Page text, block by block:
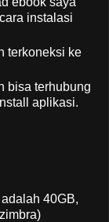
instalasi
terkoneksi ke
bisa terhubung
aplikasi.
40GB,